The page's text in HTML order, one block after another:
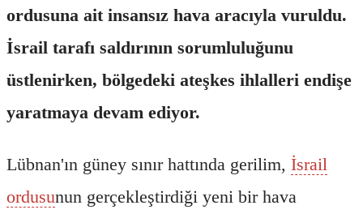
ordusuna ait insansız hava aracıyla vuruldu.
İsrail tarafı saldırının sorumluluğunu
üstlenirken, bölgedeki ateşkes ihlalleri endişe
yaratmaya devam ediyor.
Lübnan'ın güney sınır hattında gerilim, İsrail
ordusunun gerçekleştirdiği yeni bir hava